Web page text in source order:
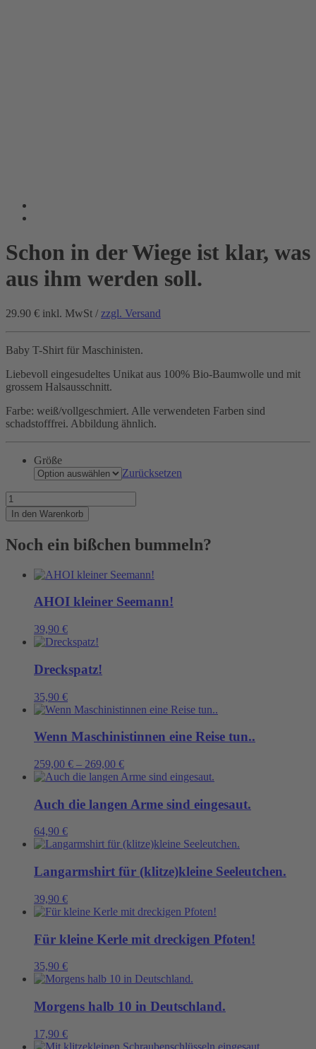
Schon in der Wiege ist klar, was
aus ihm werden soll.
29.90 € inkl. MwSt / zzgl. Versand
Baby T-Shirt für Maschinisten.
Liebevoll eingesudeltes Unikat aus 100% Bio-Baumwolle und mit
grossem Halsausschnitt.
Farbe: weiß/vollgeschmiert. Alle verwendeten Farben sind
schadstofffrei. Abbildung ähnlich.
Größe
Zurücksetzen
Schon
in
der
ist
werden
Menge
In den Warenkorb
Noch ein bißchen bummeln?
AHOI kleiner Seemann!
39,90 €
Dreckspatz!
35,90 €
Wenn Maschinistinnen eine Reise tun..
259,00 € – 269,00 €
Auch die langen Arme sind eingesaut.
64,90 €
Langarmshirt für (klitze)kleine Seeleutchen.
39,90 €
Für kleine Kerle mit dreckigen Pfoten!
35,90 €
Morgens halb 10 in Deutschland.
17,90 €